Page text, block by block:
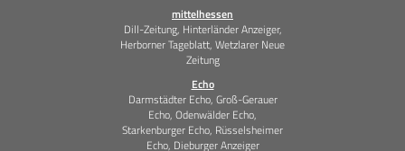
mittelhessen
Dill-Zeitung, Hinterländer Anzeiger,
Herborner Tageblatt, Wetzlarer Neue
Zeitung
Echo
Darmstädter Echo, Groß-Gerauer
Echo, Odenwälder Echo,
Starkenburger Echo, Rüsselsheimer
Echo, Dieburger Anzeiger